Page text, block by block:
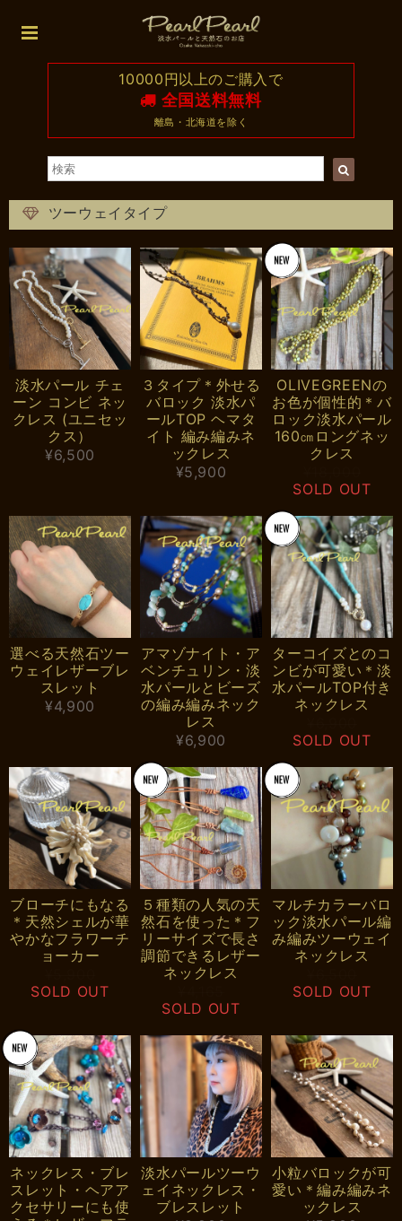
10000円以上のご購入で
全国送料無料
離島・北海道を除く
ツーウェイタイプ
淡水パール チェ
ーン コンビ ネッ
クレス (ユニセッ
クス）
¥6,500
３タイプ＊外せる
バロック 淡水パ
ールTOP ヘマタ
イト 編み編みネ
ックレス
¥5,900
OLIVEGREENの
お色が個性的＊バ
ロック淡水パール
160㎝ロングネッ
クレス
SOLD OUT
選べる天然石ツー
ウェイレザーブレ
スレット
¥4,900
アマゾナイト・ア
ベンチュリン・淡
水パールとビーズ
の編み編みネック
レス
¥6,900
ターコイズとのコ
ンビが可愛い＊淡
水パールTOP付き
ネックレス
SOLD OUT
ブローチにもなる
＊天然シェルが華
やかなフラワーチ
ョーカー
SOLD OUT
５種類の人気の天
然石を使った＊フ
リーサイズで長さ
調節できるレザー
ネックレス
SOLD OUT
マルチカラーバロ
ック淡水パール編
み編みツーウェイ
ネックレス
SOLD OUT
ネックレス・ブレ
スレット・ヘアア
クセサリーにも使
淡水パールツーウ
ェイネックレス・
ブレスレット
小粒バロックが可
愛い＊編み編みネ
ックレス